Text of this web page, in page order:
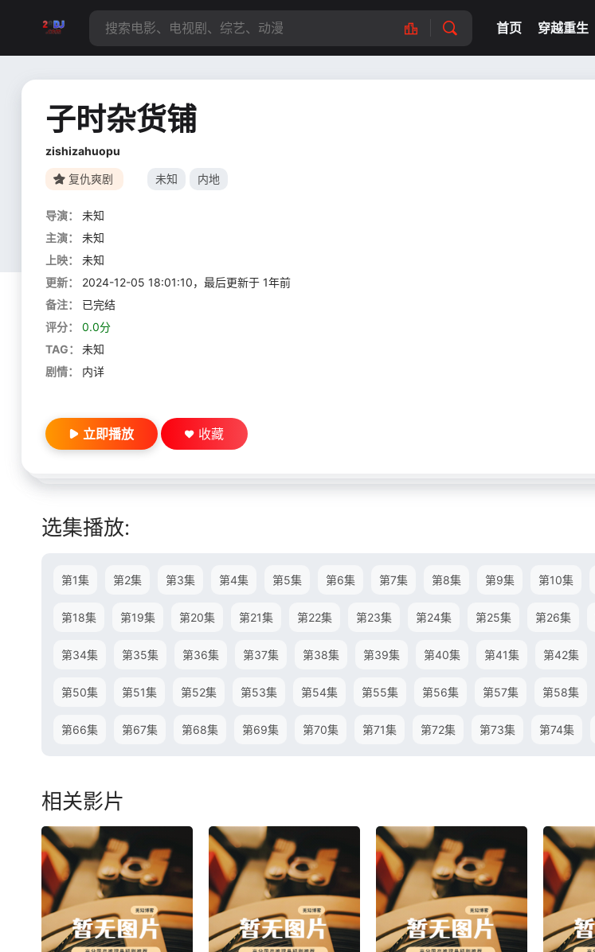
首页 穿越重生
子时杂货铺
zishizahuopu
复仇爽剧 未知 内地
导演：
未知
主演：
未知
上映：
未知
更新：
2024-12-05 18:01:10，最后更新于 1年前
备注：
已完结
评分：
0.0分
TAG：
未知
剧情：
内详
立即播放 收藏
选集播放:
第1集 第2集 第3集 第4集 第5集 第6集 第7集 第8集 第9集 第10集
第18集 第19集 第20集 第21集 第22集 第23集 第24集 第25集 第26集
第34集 第35集 第36集 第37集 第38集 第39集 第40集 第41集 第42集
第50集 第51集 第52集 第53集 第54集 第55集 第56集 第57集 第58集
第66集 第67集 第68集 第69集 第70集 第71集 第72集 第73集 第74集
相关影片